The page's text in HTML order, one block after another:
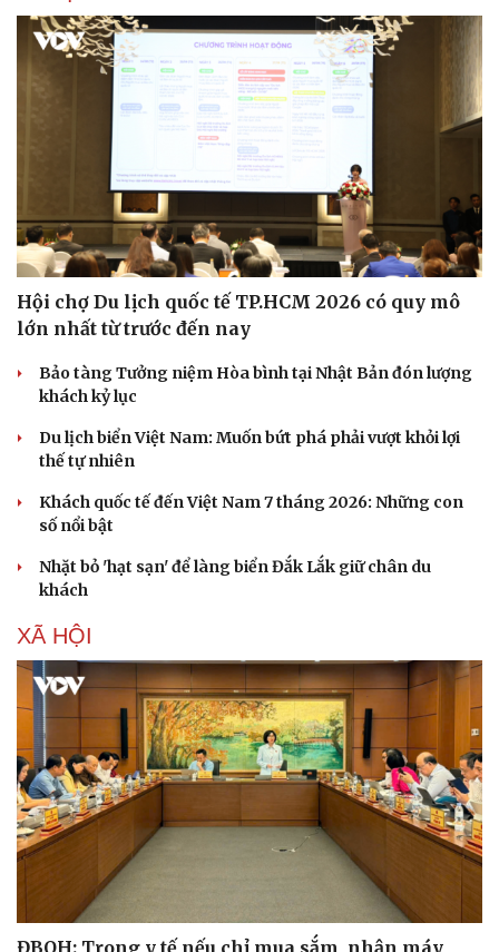
Văn hóa
Sân khấu - Điện ảnh
Văn học
Di sản
Giải trí
Nghệ sĩ
Hội chợ Du lịch quốc tế TP.HCM 2026 có quy mô
lớn nhất từ trước đến nay
Bảo tàng Tưởng niệm Hòa bình tại Nhật Bản đón lượng
khách kỷ lục
Du lịch biển Việt Nam: Muốn bứt phá phải vượt khỏi lợi
thế tự nhiên
Khách quốc tế đến Việt Nam 7 tháng 2026: Những con
số nổi bật
Nhặt bỏ 'hạt sạn' để làng biển Đắk Lắk giữ chân du
khách
XÃ HỘI
ĐBQH: Trong y tế nếu chỉ mua sắm, nhận máy